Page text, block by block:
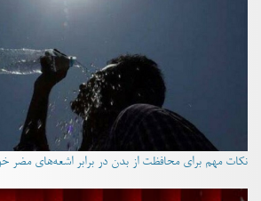
نکات مهم برای محافظت از بدن در برابر اشعه‌های مضر